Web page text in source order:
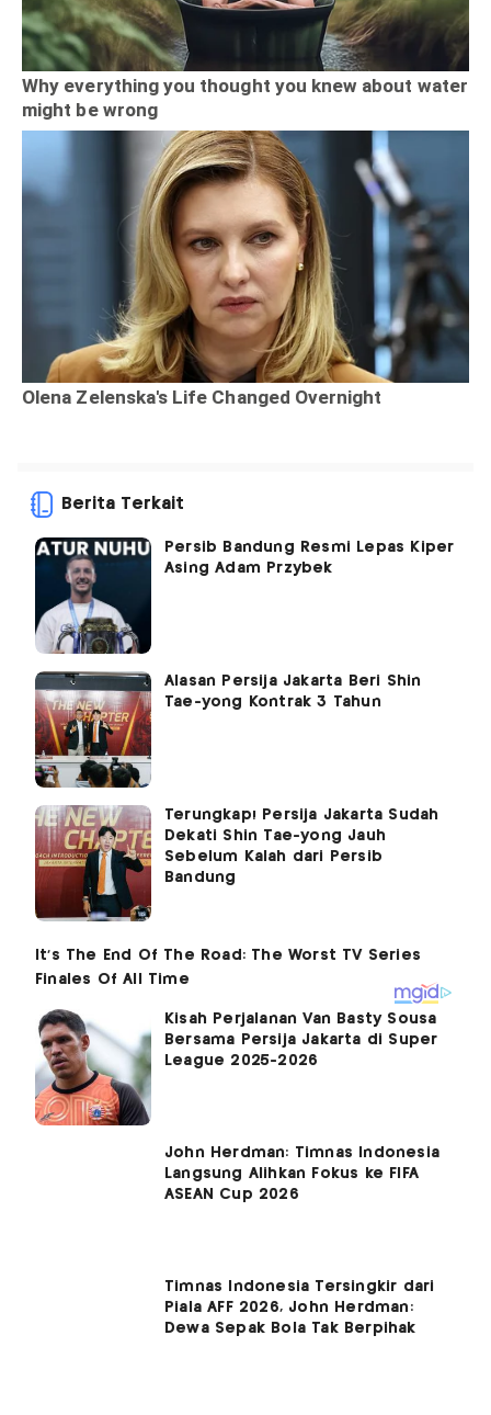
Berita Terkait
Persib Bandung Resmi Lepas Kiper
Asing Adam Przybek
Alasan Persija Jakarta Beri Shin
Tae-yong Kontrak 3 Tahun
Terungkap! Persija Jakarta Sudah
Dekati Shin Tae-yong Jauh
Sebelum Kalah dari Persib
Bandung
Kisah Perjalanan Van Basty Sousa
Bersama Persija Jakarta di Super
League 2025-2026
John Herdman: Timnas Indonesia
Langsung Alihkan Fokus ke FIFA
ASEAN Cup 2026
Timnas Indonesia Tersingkir dari
Piala AFF 2026, John Herdman:
Dewa Sepak Bola Tak Berpihak